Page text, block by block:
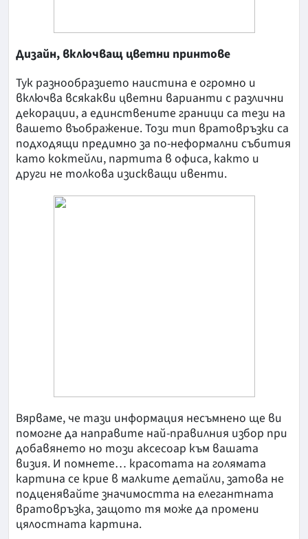
Дизайн, включващ цветни принтове
Тук разнообразието наистина е огромно и
включва всякакви цветни варианти с различни
декорации, а единствените граници са тези на
вашето въображение. Този тип вратовръзки са
подходящи предимно за по-неформални събития
като коктейли, партита в офиса, както и
други не толкова изискващи ивенти.
Вярваме, че тази информация несъмнено ще ви
помогне да направите най-правилния избор при
добавянето но този аксесоар към вашата
визия. И помнете… красотата на голямата
картина се крие в малките детайли, затова не
подценявайте значимостта на елегантната
вратовръзка, защото тя може да промени
цялостната картина.